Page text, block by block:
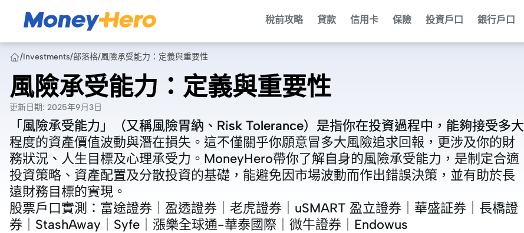
稅前攻略 貸款 信用卡 保險 投資戶口 銀行戶口
/Investments/部落格/風險承受能力：定義與重要性
風險承受能力：定義與重要性
更新日期: 2025年9月3日
「風險承受能力」（又稱風險胃納、Risk Tolerance）是指你在投資過程中，能夠接受多大
程度的資產價值波動與潛在損失。這不僅關乎你願意冒多大風險追求回報，更涉及你的財
務狀況、人生目標及心理承受力。MoneyHero帶你了解自身的風險承受能力，是制定合適
投資策略、資產配置及分散投資的基礎，能避免因市場波動而作出錯誤決策，並有助於長
遠財務目標的實現。
股票戶口實測： 富途證券 盈透證券 老虎證券 uSMART 盈立證券 華盛証券
長橋證
券
StashAway Syfe 漲樂全球通-華泰國際 微牛證券 Endowus
「風險承受能力」（又稱風險胃納、Risk Tolerance）是指你在投資過程中，能夠接受多大
程度的資產價值波動與潛在損失。這不僅關乎你願意冒多大風險追求回報，更涉及你的財
務狀況、人生目標及心理承受力。MoneyHero帶你了解自身的風險承受能力，是制定合適
投資策略、資產配置及分散投資的基礎，能避免因市場波動而作出錯誤決策，並有助於長
遠財務目標的實現。
股票戶口實測： 富途證券 盈透證券 老虎證券 uSMART 盈立證券 華盛証券
長橋證
券
StashAway Syfe 漲樂全球通-華泰國際 微牛證券 Endowus